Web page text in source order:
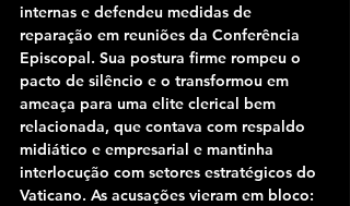
internas e defendeu medidas de
reparação em reuniões da Conferência
Episcopal. Sua postura firme rompeu o
pacto de silêncio e o transformou em
ameaça para uma elite clerical bem
relacionada, que contava com respaldo
midiático e empresarial e mantinha
interlocução com setores estratégicos do
Vaticano. As acusações vieram em bloco: